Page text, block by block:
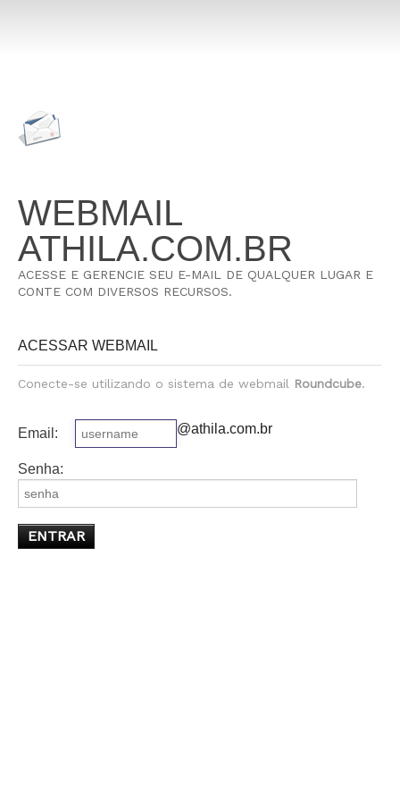
WEBMAIL
ATHILA.COM.BR
ACESSE E GERENCIE SEU E-MAIL DE QUALQUER LUGAR E
CONTE COM DIVERSOS RECURSOS.
ACESSAR WEBMAIL
Conecte-se utilizando o sistema de webmail Roundcube.
Email: @athila.com.br
Senha: